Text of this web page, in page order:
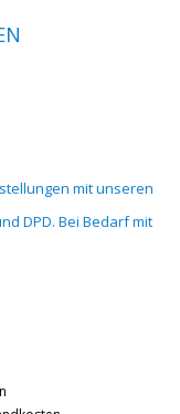
mit unseren
DPD. Bei Bedarf mit